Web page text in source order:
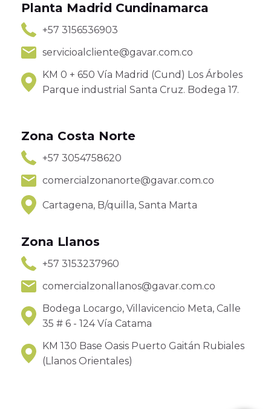
Planta Madrid Cundinamarca
+57 3156536903
servicioalcliente@gavar.com.co
KM 0 + 650 Vía Madrid (Cund) Los Árboles
Parque industrial Santa Cruz. Bodega 17.
Zona Costa Norte
+57 3054758620
comercialzonanorte@gavar.com.co
Cartagena, B/quilla, Santa Marta
Zona Llanos
+57 3153237960
comercialzonallanos@gavar.com.co
Bodega Locargo, Villavicencio Meta, Calle
35 # 6 - 124 Vía Catama
KM 130 Base Oasis Puerto Gaitán Rubiales
(Llanos Orientales)